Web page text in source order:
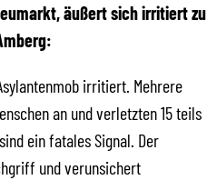
äußert sich irritiert zu
irritiert. Mehrere
an und verletzten 15 teils
ein fatales Signal. Der
und verunsichert